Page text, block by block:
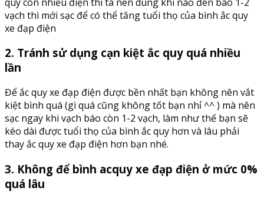
vạch thì mới sạc để có thể tăng tuổi thọ của bình ắc quy
xe đạp điện
2. Tránh sử dụng cạn kiệt ắc quy quá nhiều
lần
Để ắc quy xe đạp điện được bền nhất bạn không nên vắt
kiệt bình quá (gì quá cũng không tốt bạn nhỉ ^^ ) mà nên
sạc ngay khi vạch báo còn 1-2 vạch, làm như thế bạn sẽ
kéo dài được tuổi thọ của bình ắc quy hơn và lâu phải
thay ắc quy xe đạp điện hơn bạn nhé.
3. Không để bình acquy xe đạp điện ở mức 0%
quá lâu